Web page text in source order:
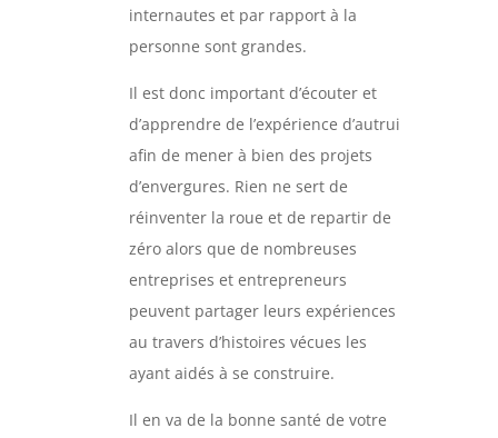
internautes et par rapport à la
personne sont grandes.
Il est donc important d’écouter et
d’apprendre de l’expérience d’autrui
afin de mener à bien des projets
d’envergures. Rien ne sert de
réinventer la roue et de repartir de
zéro alors que de nombreuses
entreprises et entrepreneurs
peuvent partager leurs expériences
au travers d’histoires vécues les
ayant aidés à se construire.
Il en va de la bonne santé de votre